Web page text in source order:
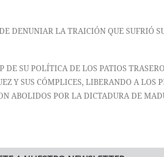
DENUNIAR LA TRAICIÓN QUE SUFRIÓ
SU POLÍTICA DE LOS PATIOS
Y SUS CÓMPLICES, LIBERANDO A LOS
ABOLIDOS POR LA DICTADURA DE